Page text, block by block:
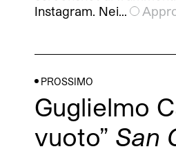
Instagram. Nei…
PROSSIMO
Guglielmo
vuoto” San